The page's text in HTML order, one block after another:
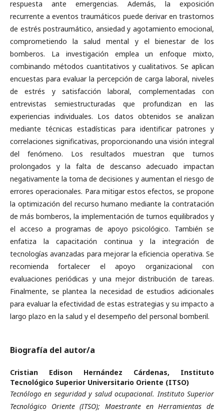
respuesta ante emergencias. Además, la exposición
recurrente a eventos traumáticos puede derivar en trastornos
de estrés postraumático, ansiedad y agotamiento emocional,
comprometiendo la salud mental y el bienestar de los
bomberos. La investigación emplea un enfoque mixto,
combinando métodos cuantitativos y cualitativos. Se aplican
encuestas para evaluar la percepción de carga laboral, niveles
de estrés y satisfacción laboral, complementadas con
entrevistas semiestructuradas que profundizan en las
experiencias individuales. Los datos obtenidos se analizan
mediante técnicas estadísticas para identificar patrones y
correlaciones significativas, proporcionando una visión integral
del fenómeno. Los resultados muestran que turnos
prolongados y la falta de descanso adecuado impactan
negativamente la toma de decisiones y aumentan el riesgo de
errores operacionales. Para mitigar estos efectos, se propone
la optimización del recurso humano mediante la contratación
de más bomberos, la implementación de turnos equilibrados y
el acceso a programas de apoyo psicológico. También se
enfatiza la capacitación continua y la integración de
tecnologías avanzadas para mejorar la eficiencia operativa. Se
recomienda fortalecer el apoyo organizacional con
evaluaciones periódicas y una mejor distribución de tareas.
Finalmente, se plantea la necesidad de estudios adicionales
para evaluar la efectividad de estas estrategias y su impacto a
largo plazo en la salud y el desempeño del personal bomberil.
Biografía del autor/a
Cristian Edison Hernández Cárdenas, Instituto
Tecnológico Superior Universitario Oriente (ITSO)
Tecnólogo en seguridad y salud ocupacional. Instituto Superior
Tecnológico Oriente (ITSO); Maestrante en Herramientas de